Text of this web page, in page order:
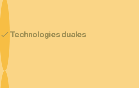
Technologies duales